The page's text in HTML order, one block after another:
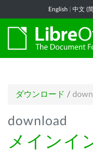
English 中文 (
ダウンロード /
download
メインイ